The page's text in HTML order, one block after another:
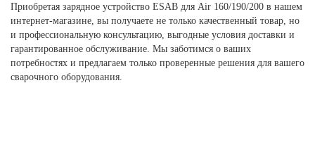
Приобретая зарядное устройство ESAB для Air 160/190/200 в нашем
интернет-магазине, вы получаете не только качественный товар, но
и профессиональную консультацию, выгодные условия доставки и
гарантированное обслуживание. Мы заботимся о ваших
потребностях и предлагаем только проверенные решения для вашего
сварочного оборудования.